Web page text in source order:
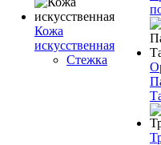
Кожа
искусственная
Стежка